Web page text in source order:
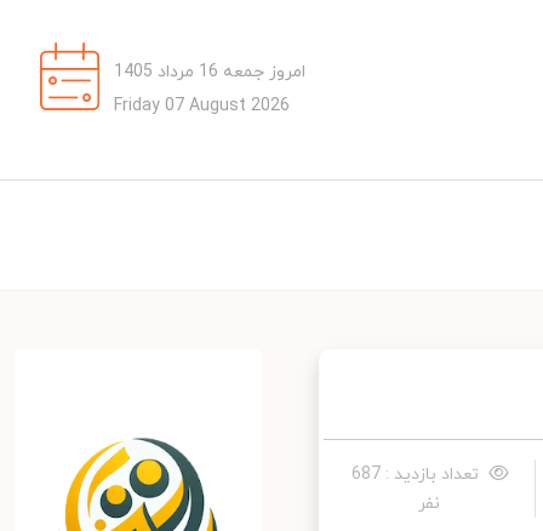
امروز جمعه 16 مرداد 1405
Friday 07 August 2026
تعداد بازدید : 687
نفر